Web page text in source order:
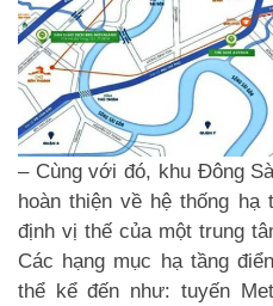
– Cùng với đó, khu Đông
hoàn thiện về hệ thống hạ
định vị thế của một trung
Các hạng mục hạ tầng
thể kể đến như: tuyến